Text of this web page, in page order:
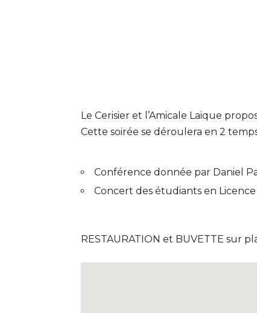
Le Cerisier et l’Amicale Laique
Cette soirée se déroulera en 2
Conférence donnée par Daniel
Concert des étudiants en
RESTAURATION et BUVETTE sur